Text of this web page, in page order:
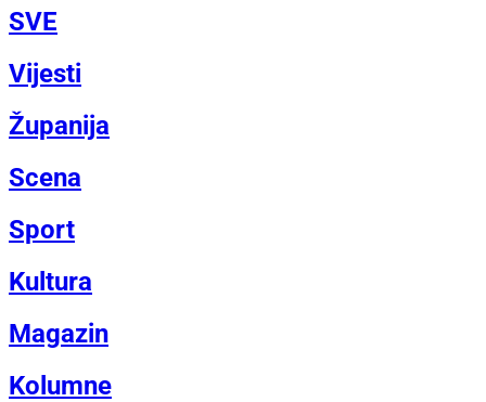
SVE
Vijesti
Županija
Scena
Sport
Kultura
Magazin
Kolumne